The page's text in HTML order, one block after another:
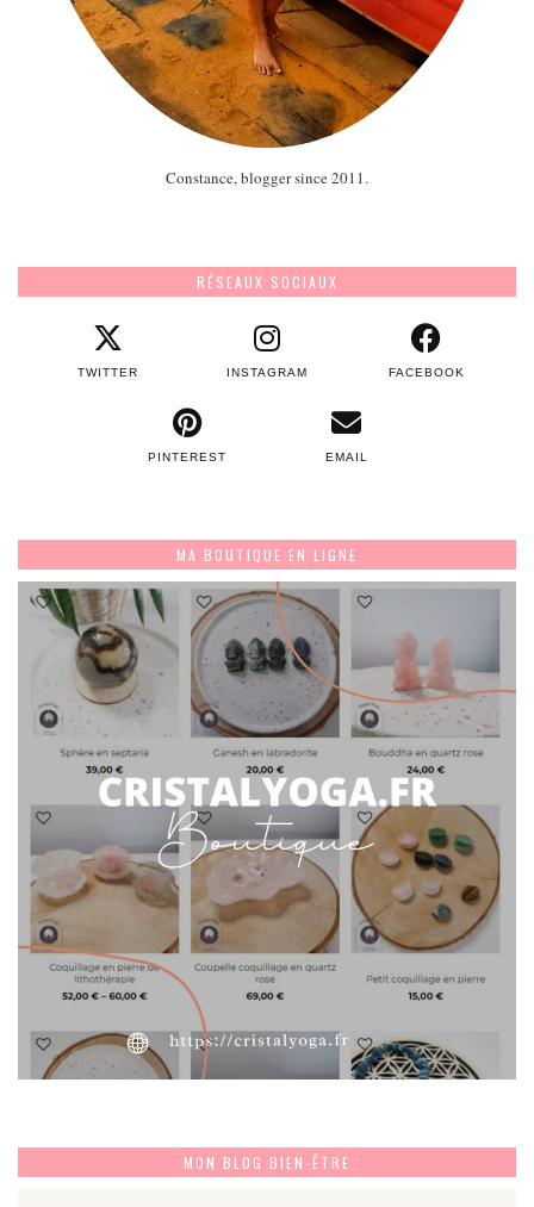
Constance, blogger since 2011.
RÉSEAUX SOCIAUX
TWITTER INSTAGRAM FACEBOOK
PINTEREST EMAIL
MA BOUTIQUE EN LIGNE
MON BLOG BIEN-ÊTRE